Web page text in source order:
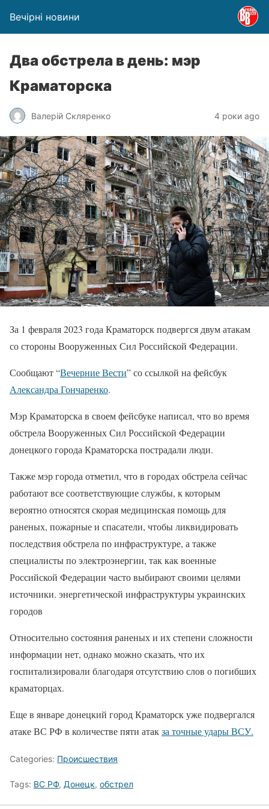
Вечірні новини
Два обстрела в день: мэр
Краматорска
Валерій Скляренко 4 роки ago
За 1 февраля 2023 года Краматорск подвергся двум атакам
со стороны Вооруженных Сил Российской Федерации.
Сообщают “Вечерние Вести” со ссылкой на фейсбук
Александра Гончаренко.
Мэр Краматорска в своем фейсбуке написал, что во время
обстрела Вооруженных Сил Российской Федерации
донецкого города Краматорска пострадали люди.
Также мэр города отметил, что в городах обстрела сейчас
работают все соответствующие службы, к которым
вероятно относятся скорая медицинская помощь для
раненых, пожарные и спасатели, чтобы ликвидировать
последствия обстрела по инфраструктуре, а также
специалисты по электроэнергии, так как военные
Российской Федерации часто выбирают своими целями
источники. энергетической инфраструктуры украинских
городов
Относительно состояния раненых и их степени сложности
информации нет, однако можно сказать, что их
госпитализировали благодаря отсутствию слов о погибших
краматорцах.
Еще в январе донецкий город Краматорск уже подвергался
атаке ВС РФ в количестве пяти атакза точные удары ВСУ.
Categories: Происшествия
Tags: ВС РФ, Донецк, обстрел